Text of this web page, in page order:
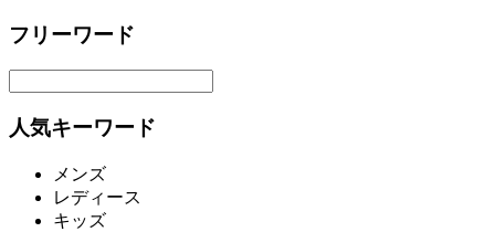
フリーワード
人気キーワード
メンズ
レディース
キッズ